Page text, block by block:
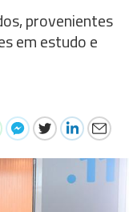
provenientes
em estudo e